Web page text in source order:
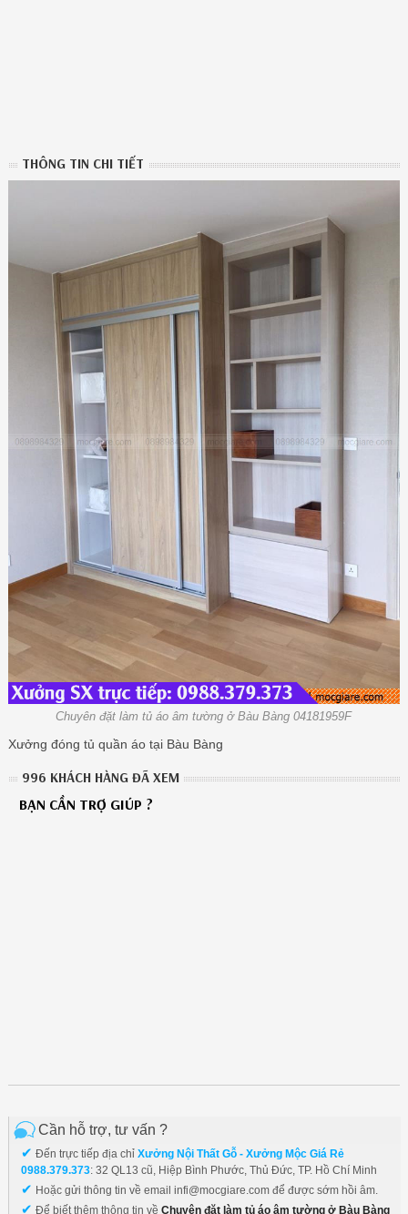
THÔNG TIN CHI TIẾT
Chuyên đặt làm tủ áo âm tường ở Bàu Bàng 04181959F
Xưởng đóng tủ quần áo tại Bàu Bàng
996 KHÁCH HÀNG ĐÃ XEM
BẠN CẦN TRỢ GIÚP ?
Cần hỗ trợ, tư vấn ?
✔ Đến trực tiếp địa chỉ Xưởng Nội Thất Gỗ - Xưởng Mộc Giá Rẻ
0988.379.373: 32 QL13 cũ, Hiệp Bình Phước, Thủ Đức, TP. Hồ Chí Minh
✔ Hoặc gửi thông tin về email infi@mocgiare.com để được sớm hồi âm.
✔ Để biết thêm thông tin về Chuyên đặt làm tủ áo âm tường ở Bàu Bàng